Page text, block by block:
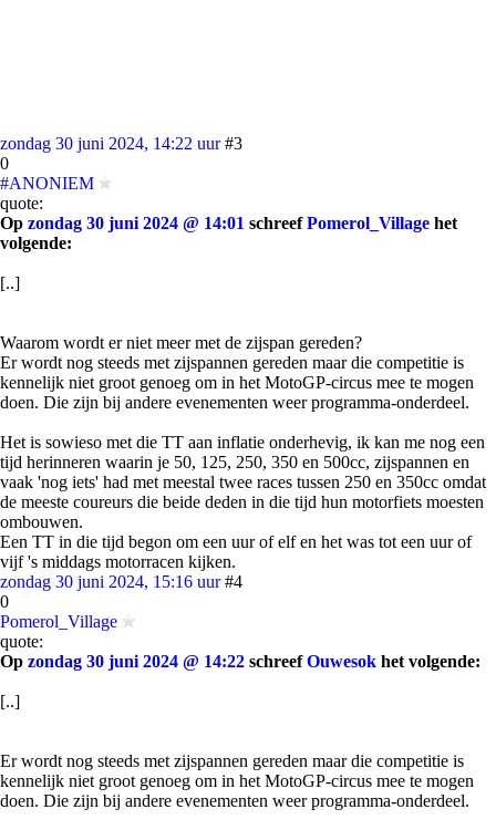
zondag 30 juni 2024, 14:22 uur #3
0
#ANONIEM
quote:
Op zondag 30 juni 2024 @ 14:01 schreefPomerol_Village het
volgende:
[..]
Waarom wordt er niet meer met de zijspan gereden?
Er wordt nog steeds met zijspannen gereden maar die competitie is
kennelijk niet groot genoeg om in het MotoGP-circus mee te mogen
doen. Die zijn bij andere evenementen weer programma-onderdeel.
Het is sowieso met die TT aan inflatie onderhevig, ik kan me nog een
tijd herinneren waarin je 50, 125, 250, 350 en 500cc, zijspannen en
vaak 'nog iets' had met meestal twee races tussen 250 en 350cc omdat
de meeste coureurs die beide deden in die tijd hun motorfiets moesten
ombouwen.
Een TT in die tijd begon om een uur of elf en het was tot een uur of
vijf 's middags motorracen kijken.
zondag 30 juni 2024, 15:16 uur #4
0
Pomerol_Village
quote:
Op zondag 30 juni 2024 @ 14:22 schreefOuwesok het volgende:
[..]
Er wordt nog steeds met zijspannen gereden maar die competitie is
kennelijk niet groot genoeg om in het MotoGP-circus mee te mogen
doen. Die zijn bij andere evenementen weer programma-onderdeel.